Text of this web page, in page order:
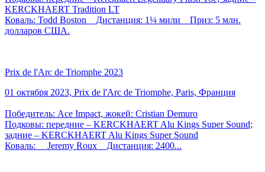
KERCKHAERT Tradition LT
Коваль: Todd Boston Дистанция: 1¼ мили Приз: 5 млн.
долларов США.
Prix de l'Arc de Triomphe 2023
01 октября 2023, Prix de l'Arc de Triomphe, Paris, Франция
Победитель: Ace Impact, жокей: Cristian Demuro
Подковы: передние – KERCKHAERT Alu Kings Super Sound;
задние – KERCKHAERT Alu Kings Super Sound
Коваль: Jeremy Roux Дистанция: 2400...